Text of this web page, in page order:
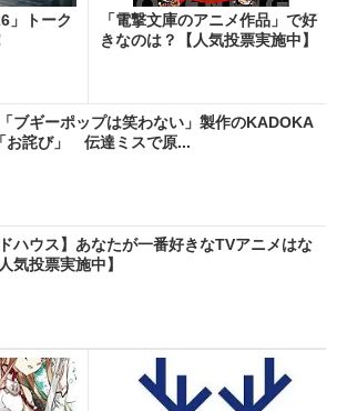
」トーク
「電撃文庫のアニメ作品」で好
きなのは？【人気投票実施中】
ブギーポップは笑わない」製作のKADOKA
お詫び」 伝達ミスで原...
ドハウス】あなたが一番好きなTVアニメはな
気投票実施中】